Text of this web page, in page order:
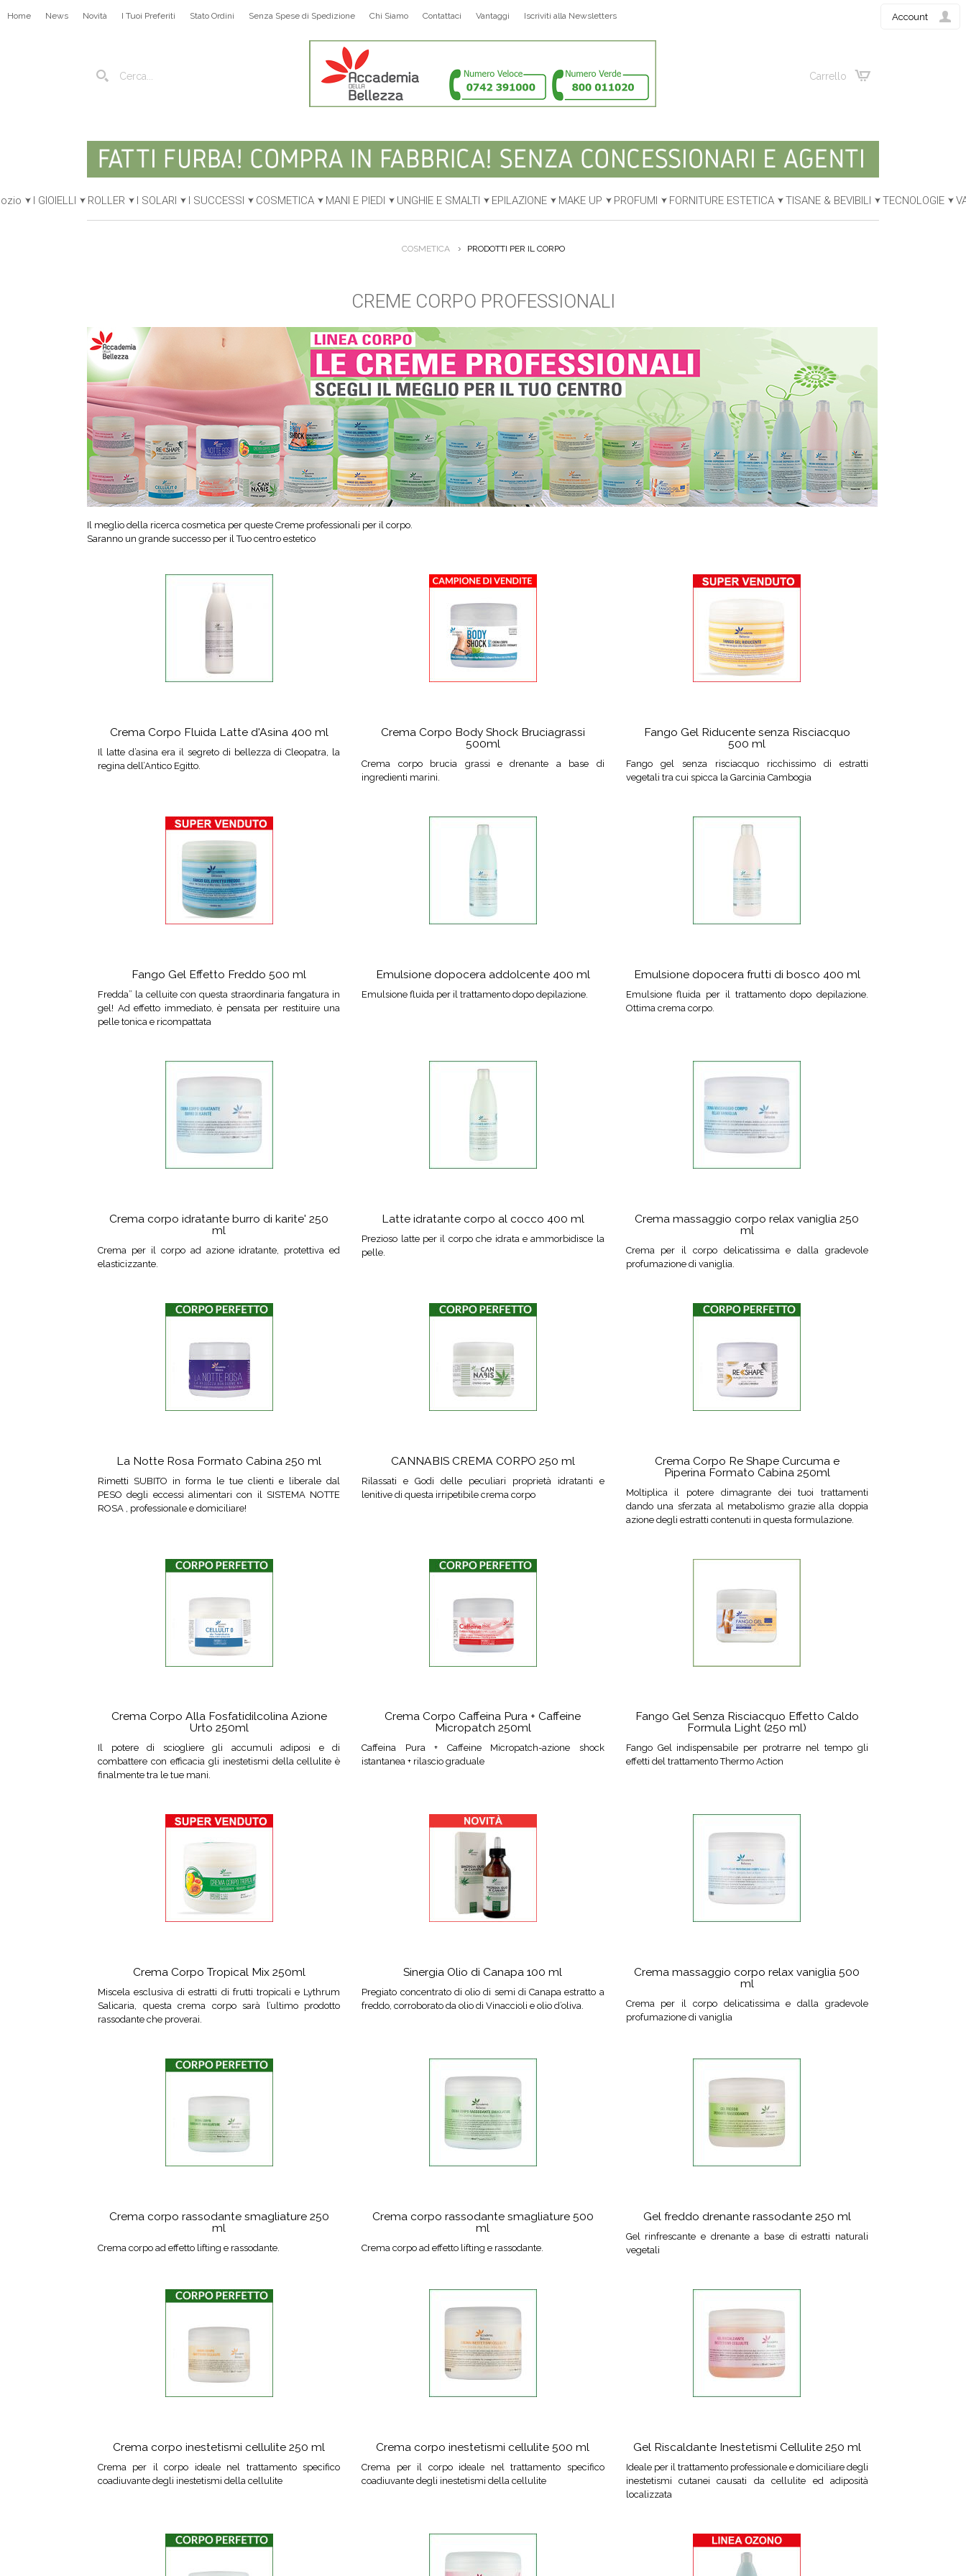
Carrello
Account
Home News Novità I Tuoi Preferiti Stato Ordini Senza Spese di Spedizione Chi Siamo Contattaci Vantaggi Iscriviti alla Newsletters
I GIOIELLI ROLLER I SOLARI I SUCCESSI COSMETICA MANI E PIEDI UNGHIE E SMALTI EPILAZIONE MAKE UP PROFUMI FORNITURE ESTETICA TISANE & BEVIBILI TECNOLOGIE
COSMETICA PRODOTTI PER IL CORPO
CREME CORPO PROFESSIONALI
Il meglio della ricerca cosmetica per queste Creme professionali per il corpo.
Saranno un grande successo per il Tuo centro estetico
Crema Corpo Fluida Latte d'Asina 400 ml
Il latte d’asina era il segreto di bellezza di Cleopatra, la
regina dell’Antico Egitto.
Crema Corpo Body Shock Bruciagrassi
500ml
Crema corpo brucia grassi e drenante a base di
ingredienti marini.
Fango Gel Riducente senza Risciacquo
500 ml
Fango gel senza risciacquo ricchissimo di estratti
vegetali tra cui spicca la Garcinia Cambogia
Fango Gel Effetto Freddo 500 ml
Fredda” la celluite con questa straordinaria fangatura in
gel! Ad effetto immediato, è pensata per restituire una
pelle tonica e ricompattata
Emulsione dopocera addolcente 400 ml
Emulsione fluida per il trattamento dopo depilazione.
Emulsione dopocera frutti di bosco 400 ml
Emulsione fluida per il trattamento dopo depilazione.
Ottima crema corpo.
Crema corpo idratante burro di karite' 250
ml
Crema per il corpo ad azione idratante, protettiva ed
elasticizzante.
Latte idratante corpo al cocco 400 ml
Prezioso latte per il corpo che idrata e ammorbidisce la
pelle.
Crema massaggio corpo relax vaniglia 250
ml
Crema per il corpo delicatissima e dalla gradevole
profumazione di vaniglia.
La Notte Rosa Formato Cabina 250 ml
Rimetti SUBITO in forma le tue clienti e liberale dal
PESO degli eccessi alimentari con il SISTEMA NOTTE
ROSA , professionale e domiciliare!
CANNABIS CREMA CORPO 250 ml
Rilassati e Godi delle peculiari proprietà idratanti e
lenitive di questa irripetibile crema corpo
Crema Corpo Re Shape Curcuma e
Piperina Formato Cabina 250ml
Moltiplica il potere dimagrante dei tuoi trattamenti
dando una sferzata al metabolismo grazie alla doppia
azione degli estratti contenuti in questa formulazione.
Crema Corpo Alla Fosfatidilcolina Azione
Urto 250ml
Il potere di sciogliere gli accumuli adiposi e di
combattere con efficacia gli inestetismi della cellulite è
finalmente tra le tue mani.
Crema Corpo Caffeina Pura + Caffeine
Micropatch 250ml
Caffeina Pura + Caffeine Micropatch-azione shock
istantanea + rilascio graduale
Fango Gel Senza Risciacquo Effetto Caldo
Formula Light (250 ml)
Fango Gel indispensabile per protrarre nel tempo gli
effetti del trattamento Thermo Action
Crema Corpo Tropical Mix 250ml
Miscela esclusiva di estratti di frutti tropicali e Lythrum
Salicaria, questa crema corpo sarà l’ultimo prodotto
rassodante che proverai.
Sinergia Olio di Canapa 100 ml
Pregiato concentrato di olio di semi di Canapa estratto a
freddo, corroborato da olio di Vinaccioli e olio d’oliva.
Crema massaggio corpo relax vaniglia 500
ml
Crema per il corpo delicatissima e dalla gradevole
profumazione di vaniglia
Crema corpo rassodante smagliature 250
ml
Crema corpo ad effetto lifting e rassodante.
Crema corpo rassodante smagliature 500
ml
Crema corpo ad effetto lifting e rassodante.
Gel freddo drenante rassodante 250 ml
Gel rinfrescante e drenante a base di estratti naturali
vegetali
Crema corpo inestetismi cellulite 250 ml
Crema per il corpo ideale nel trattamento specifico
coadiuvante degli inestetismi della cellulite
Crema corpo inestetismi cellulite 500 ml
Crema per il corpo ideale nel trattamento specifico
coadiuvante degli inestetismi della cellulite
Gel Riscaldante Inestetismi Cellulite 250 ml
Ideale per il trattamento professionale e domiciliare degli
inestetismi cutanei causati da cellulite ed adiposità
localizzata